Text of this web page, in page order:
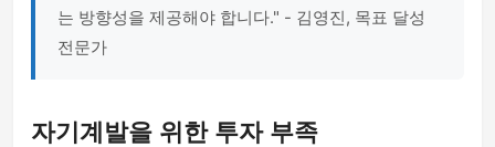
는 방향성을 제공해야 합니다." - 김영진, 목표 달성
전문가
자기계발을 위한 투자 부족